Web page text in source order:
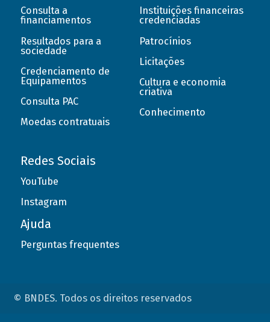
Consulta a
financiamentos
Resultados para a
sociedade
Credenciamento de
Equipamentos
Consulta PAC
Moedas contratuais
Instituições financeiras
credenciadas
Patrocínios
Licitações
Cultura e economia
criativa
Conhecimento
Redes Sociais
YouTube
Instagram
Ajuda
Perguntas frequentes
© BNDES. Todos os direitos reservados